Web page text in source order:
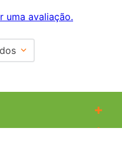
uma avaliação.
+
+